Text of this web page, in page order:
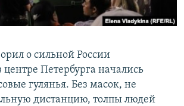
о сильной России
Петербурга начались
гулянья. Без масок, не
дистанцию, толпы людей